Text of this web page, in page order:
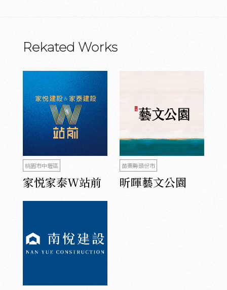
Rekated Works
桃園市中壢區
家悦家泰W站前
苗栗縣頭份市
昕暉藝文公園